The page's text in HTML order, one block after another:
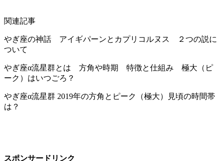
関連記事
やぎ座の神話 アイギパーンとカプリコルヌス ２つの説に
ついて
やぎ座α流星群とは 方角や時期 特徴と仕組み 極大（ピ
ーク）はいつごろ？
やぎ座α流星群 2019年の方角とピーク（極大）見頃の時間帯
は？
スポンサードリンク